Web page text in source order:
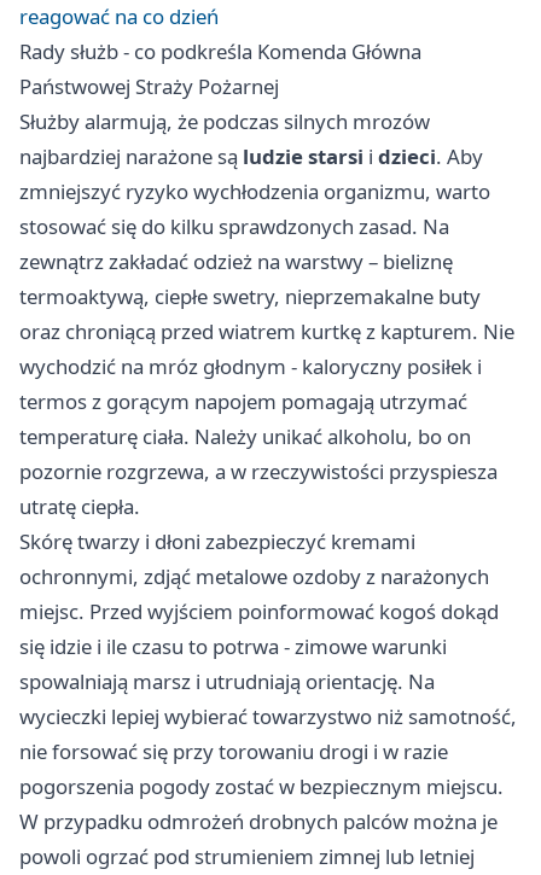
reagować na co dzień
Rady służb - co podkreśla Komenda Główna
Państwowej Straży Pożarnej
Służby alarmują, że podczas silnych mrozów
najbardziej narażone są ludzie starsi i dzieci. Aby
zmniejszyć ryzyko wychłodzenia organizmu, warto
stosować się do kilku sprawdzonych zasad. Na
zewnątrz zakładać odzież na warstwy – bieliznę
termoaktywą, ciepłe swetry, nieprzemakalne buty
oraz chroniącą przed wiatrem kurtkę z kapturem. Nie
wychodzić na mróz głodnym - kaloryczny posiłek i
termos z gorącym napojem pomagają utrzymać
temperaturę ciała. Należy unikać alkoholu, bo on
pozornie rozgrzewa, a w rzeczywistości przyspiesza
utratę ciepła.
Skórę twarzy i dłoni zabezpieczyć kremami
ochronnymi, zdjąć metalowe ozdoby z narażonych
miejsc. Przed wyjściem poinformować kogoś dokąd
się idzie i ile czasu to potrwa - zimowe warunki
spowalniają marsz i utrudniają orientację. Na
wycieczki lepiej wybierać towarzystwo niż samotność,
nie forsować się przy torowaniu drogi i w razie
pogorszenia pogody zostać w bezpiecznym miejscu.
W przypadku odmrożeń drobnych palców można je
powoli ogrzać pod strumieniem zimnej lub letniej